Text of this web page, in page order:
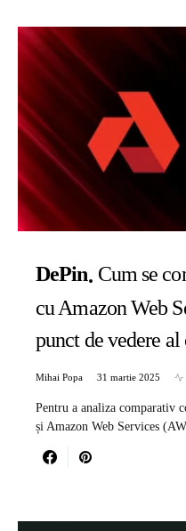
DePin Cum se
cu Amazon Web
punct de vedere
Mihai Popa 31 martie 2025
Pentru a analiza comparativ
și Amazon Web Services